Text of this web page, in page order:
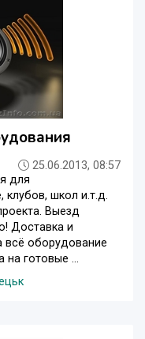
25.06.2013, 08:57
для
клубов, школ и.т.д.
Выезд
Доставка и
всё оборудование
готовые ...